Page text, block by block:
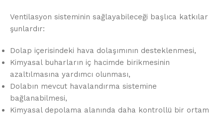
Ventilasyon sisteminin sağlayabileceği başlıca katkılar
şunlardır:
Dolap içerisindeki hava dolaşımının desteklenmesi,
Kimyasal buharların iç hacimde birikmesinin
azaltılmasına yardımcı olunması,
Dolabın mevcut havalandırma sistemine
bağlanabilmesi,
Kimyasal depolama alanında daha kontrollü bir ortam